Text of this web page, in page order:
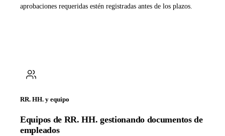
aprobaciones requeridas estén registradas antes de los plazos.
RR. HH. y equipo
Equipos de RR. HH. gestionando documentos de
empleados